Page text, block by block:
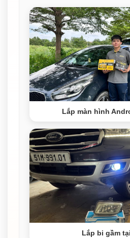
Lắp màn hình
Lắp bi gầm